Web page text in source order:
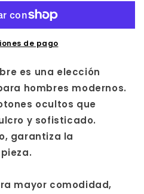
de pago
es una elección
hombres modernos.
ocultos que
y sofisticado.
garantiza la
mayor comodidad,